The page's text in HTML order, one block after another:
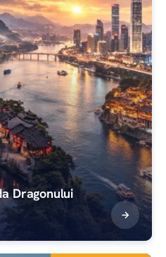
Dragonului